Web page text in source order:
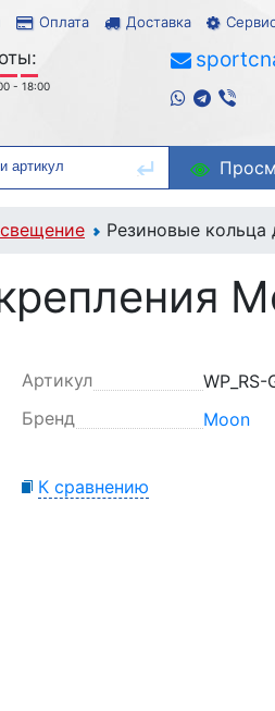
Оплата Доставка
- 18:00
Резиновые кольца
Артикул
WP_RS-
Бренд
Moon
К сравнению